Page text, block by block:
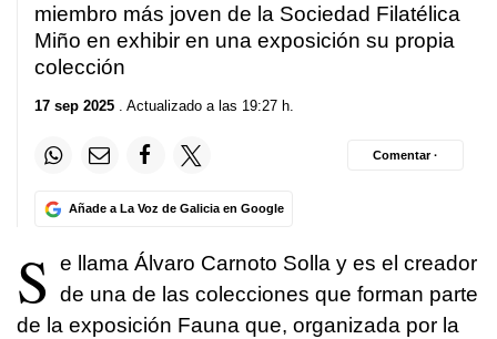
miembro más joven de la Sociedad Filatélica
Miño en exhibir en una exposición su propia
colección
17 sep 2025 . Actualizado a las 19:27 h.
Añade a La Voz de Galicia en Google
Comentar ·
S
e llama Álvaro Carnoto Solla y es el creador
de una de las colecciones que forman parte
de la exposición Fauna que, organizada por la